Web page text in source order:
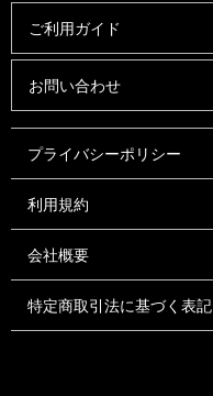
ご利用ガイド
お問い合わせ
プライバシーポリシー
利用規約
会社概要
特定商取引法に基づく表記